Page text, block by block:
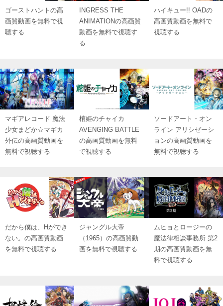
ゴーストハントの高
画質動画を無料で視
聴する
INGRESS THE
ANIMATIONの高画質
動画を無料で視聴す
る
ハイキュー!! OADの
高画質動画を無料で
視聴する
マギアレコード 魔法
少女まどか☆マギカ
外伝の高画質動画を
無料で視聴する
棺姫のチャイカ
AVENGING BATTLE
の高画質動画を無料
で視聴する
ソードアート・オン
ライン アリシゼーシ
ョンの高画質動画を
無料で視聴する
だから僕は、Hができ
ない。の高画質動画
を無料で視聴する
ジャングル大帝
（1965）の高画質動
画を無料で視聴する
ムヒョとロージーの
魔法律相談事務所 第2
期の高画質動画を無
料で視聴する